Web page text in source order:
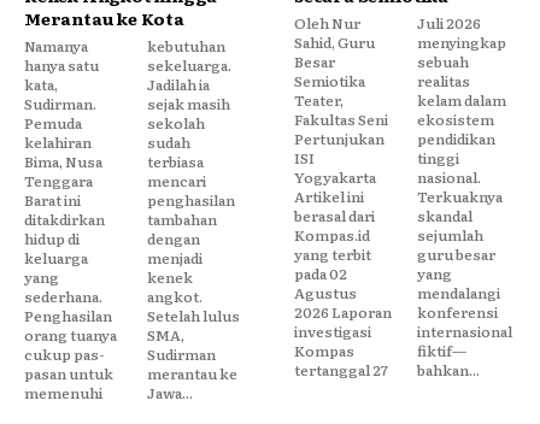
Merantau ke Kota
Namanya
hanya satu
kata,
Sudirman.
Pemuda
kelahiran
Bima, Nusa
Tenggara
Barat ini
ditakdirkan
hidup di
keluarga
yang
sederhana.
Penghasilan
orang tuanya
cukup pas-
pasan untuk
memenuhi
kebutuhan
sekeluarga.
Jadilah ia
sejak masih
sekolah
sudah
terbiasa
mencari
penghasilan
tambahan
dengan
menjadi
kenek
angkot.
Setelah lulus
SMA,
Sudirman
merantau ke
Jawa...
Oleh Nur
Sahid, Guru
Besar
Semiotika
Teater,
Fakultas Seni
Pertunjukan
ISI
Yogyakarta
Artikel ini
berasal dari
Kompas.id
yang terbit
pada 02
Agustus
2026 Laporan
investigasi
Kompas
tertanggal 27
Juli 2026
menyingkap
sebuah
realitas
kelam dalam
ekosistem
pendidikan
tinggi
nasional.
Terkuaknya
skandal
sejumlah
guru besar
yang
mendalangi
konferensi
internasional
fiktif—
bahkan...